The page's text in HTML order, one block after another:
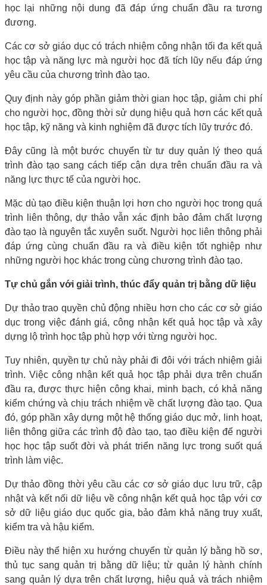
học lại những nội dung đã đáp ứng chuẩn đầu ra tương
đương.
Các cơ sở giáo dục có trách nhiệm công nhận tối đa kết quả
học tập và năng lực mà người học đã tích lũy nếu đáp ứng
yêu cầu của chương trình đào tạo.
Quy định này góp phần giảm thời gian học tập, giảm chi phí
cho người học, đồng thời sử dụng hiệu quả hơn các kết quả
học tập, kỹ năng và kinh nghiệm đã được tích lũy trước đó.
Đây cũng là một bước chuyển từ tư duy quản lý theo quá
trình đào tạo sang cách tiếp cận dựa trên chuẩn đầu ra và
năng lực thực tế của người học.
Mặc dù tạo điều kiện thuận lợi hơn cho người học trong quá
trình liên thông, dự thảo vẫn xác định bảo đảm chất lượng
đào tạo là nguyên tắc xuyên suốt. Người học liên thông phải
đáp ứng cùng chuẩn đầu ra và điều kiện tốt nghiệp như
những người học khác trong cùng chương trình đào tạo.
Tự chủ gắn với giải trình, thúc đẩy quản trị bằng dữ liệu
Dự thảo trao quyền chủ động nhiều hơn cho các cơ sở giáo
dục trong việc đánh giá, công nhận kết quả học tập và xây
dựng lộ trình học tập phù hợp với từng người học.
Tuy nhiên, quyền tự chủ này phải đi đôi với trách nhiệm giải
trình. Việc công nhận kết quả học tập phải dựa trên chuẩn
đầu ra, được thực hiện công khai, minh bạch, có khả năng
kiểm chứng và chịu trách nhiệm về chất lượng đào tạo. Qua
đó, góp phần xây dựng một hệ thống giáo dục mở, linh hoạt,
liên thông giữa các trình độ đào tạo, tạo điều kiện để người
học học tập suốt đời và phát triển năng lực trong suốt quá
trình làm việc.
Dự thảo đồng thời yêu cầu các cơ sở giáo dục lưu trữ, cập
nhật và kết nối dữ liệu về công nhận kết quả học tập với cơ
sở dữ liệu giáo dục quốc gia, bảo đảm khả năng truy xuất,
kiểm tra và hậu kiểm.
Điều này thể hiện xu hướng chuyển từ quản lý bằng hồ sơ,
thủ tục sang quản trị bằng dữ liệu; từ quản lý hành chính
sang quản lý dựa trên chất lượng, hiệu quả và trách nhiệm